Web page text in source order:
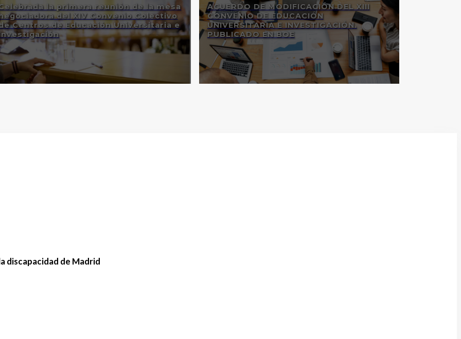
la primera reunión de la mesa
del XIV Convenio Colectivo
Centros de Educación Universitaria e
ACUERDO DE MODIFICACIÓN DEL XIII
CONVENIO DE EDUCACIÓN
UNIVERSITARIA E INVESTIGACIÓN.
PUBLICADO EN BOE
discapacidad de Madrid